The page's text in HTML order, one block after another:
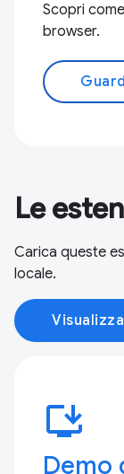
Scopri
browser.
Le
Carica queste
locale.
install_desktop
Demo